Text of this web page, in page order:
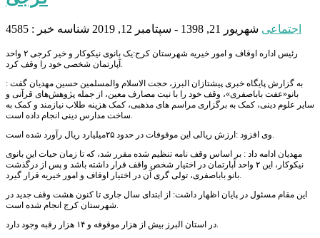
اجتماعی شهریور 21, 1398 - سپتامبر 12, 2019 شناسه خبر : 4585
رئیس اداره اوقاف و امور خیریه شهرستان کرج:یک بانوی نیکوکار و خیر کرجی ۲ واحد
آپارتمان شخصی خود را وقف کرد.
به گزارش پایگاه خبری پیشتازان البرز، حجت الاسلام والمسلمین حسین مهدیان گفت :
بانو«عفت باباصفری»، وقف خود را با نیت مصارف معین، از جمله پژوهش‌های قرآنی و
سایر علوم دینی، کمک به برگزاری مراسم های مذهبی، کمک هزینه طلاب نیازمند و کمک به
ساخت مدارس دینی انجام داده است.
وی افزود :ارزش ریالی این موقوفات در حدود ٢۵میلیارد ریال رآورد شده است.
مهدیان ادامه داد :‌ بر اساس وقف نامه تنظیم شده مقرر شد، که تا زمان حیات این بانوی
نیکوکار، این ۲ واحد آپارتمان در اختیار شخص واقف قرار داشته باشد و پس از درگذشت
بانو باباصفری، تولی گری آن در اختیار اوقاف و امور خیریه قرار گیرد.
اين مقام مسئول در پایان اظهار داشت: از ابتدای سال جاری تا کنون هشت وقف جدید در
شهرستان کرج انجام شده است.
در استان البرز بیش از هزار موقوفه و ۱۴ هزار رقبه وجود دارد.